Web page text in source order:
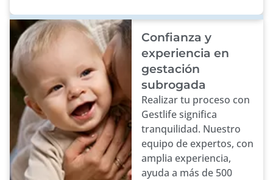
Confianza y
experiencia en
gestación
subrogada
Realizar tu proceso con
Gestlife significa
tranquilidad. Nuestro
equipo de expertos, con
amplia experiencia,
ayuda a más de 500